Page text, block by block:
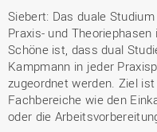
Siebert: Das duale
Praxis- und
Schöne ist, dass dual
Kampmann in jeder
zugeordnet werden. Ziel
Fachbereiche wie den
oder die